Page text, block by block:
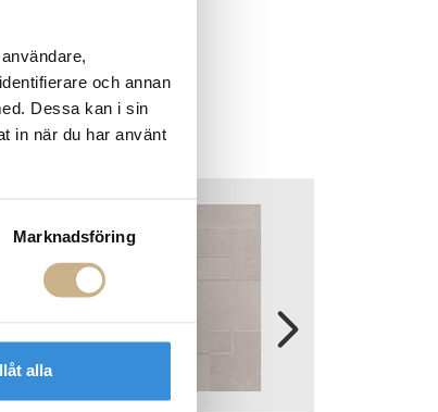
och annan
Dessa kan i sin
in när du har använt
Marknadsföring
alla